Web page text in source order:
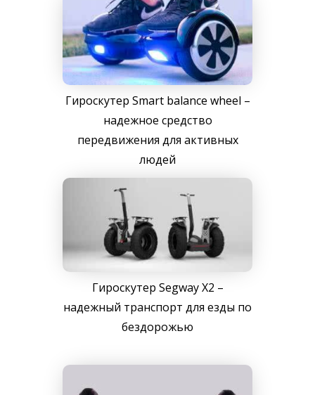
Гироскутер Smart balance wheel –
надежное средство
передвижения для активных
людей
Гироскутер Segway X2 –
надежный транспорт для езды по
бездорожью